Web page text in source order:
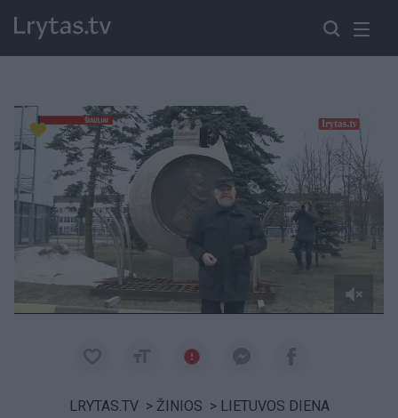
Paremkite Ukrainą
LRYTAS.TV > ŽINIOS > LIETUVOS DIENA